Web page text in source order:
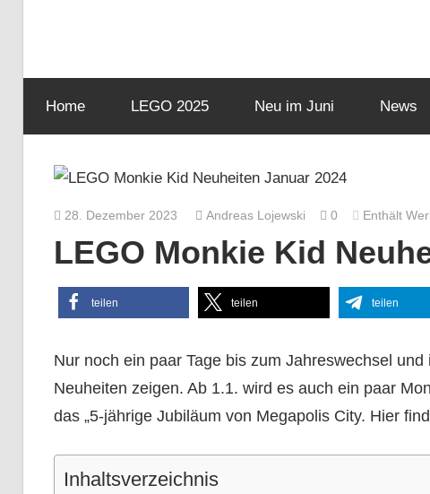
Home LEGO 2025 Neu im Juni News
28. Dezember 2023 Andreas Lojewski 0 Enthält
LEGO Monkie Kid
teilen teilen teilen
Nur noch ein paar Tage bis zum Jahreswechsel
Neuheiten zeigen. Ab 1.1. wird es auch ein paar
das „5-jährige Jubiläum von Megapolis City. Hier
Inhaltsverzeichnis